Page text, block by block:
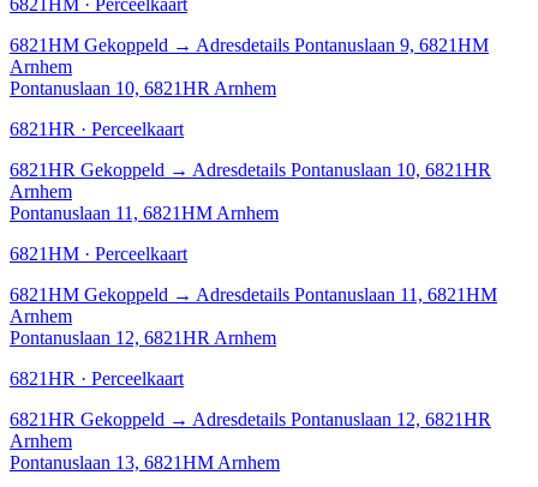
6821HM Gekoppeld → Adresdetails Pontanuslaan 9, 6821HM
Arnhem
Pontanuslaan 10, 6821HR Arnhem
6821HR · Perceelkaart
6821HR Gekoppeld → Adresdetails Pontanuslaan 10, 6821HR
Arnhem
Pontanuslaan 11, 6821HM Arnhem
6821HM · Perceelkaart
6821HM Gekoppeld → Adresdetails Pontanuslaan 11, 6821HM
Arnhem
Pontanuslaan 12, 6821HR Arnhem
6821HR · Perceelkaart
6821HR Gekoppeld → Adresdetails Pontanuslaan 12, 6821HR
Arnhem
Pontanuslaan 13, 6821HM Arnhem